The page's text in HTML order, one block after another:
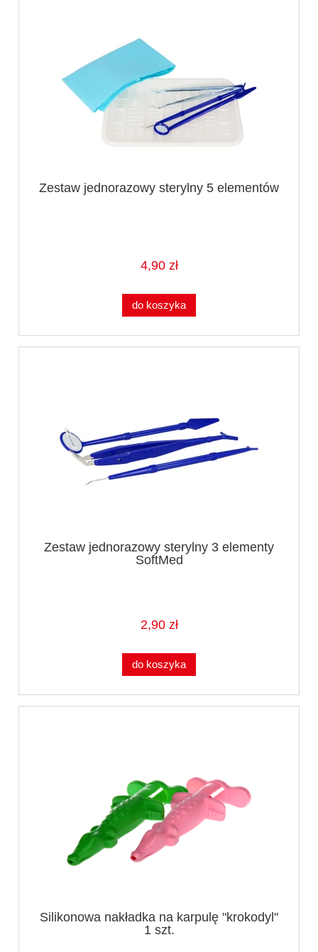
Zestaw jednorazowy sterylny 5 elementów
4,90 zł
do koszyka
Zestaw jednorazowy sterylny 3 elementy
SoftMed
2,90 zł
do koszyka
Silikonowa nakładka na karpulę "krokodyl"
1 szt.